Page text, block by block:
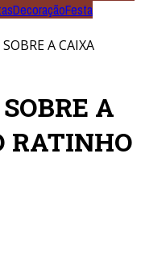
DecoraçãoFesta
A CAIXA
A
RATINHO